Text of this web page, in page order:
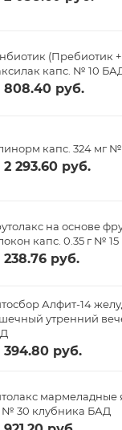
(Пребиотик
капс. № 10
808.40 руб.
капс. 324 мг
2 293.60 руб.
на основе
капс. 0.35 г №
238.76 руб.
Алфит-14
утренний
394.80 руб.
мармеладные
№ 30 клубника БАД